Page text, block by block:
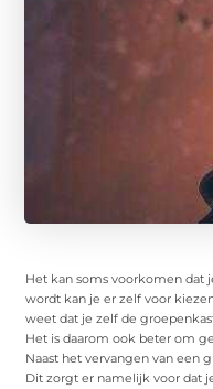
Het kan soms voorkomen dat
wordt kan je er zelf voor
weet dat je zelf de
Het is daarom ook beter om
Naast het vervangen van een
Dit zorgt er namelijk voor dat